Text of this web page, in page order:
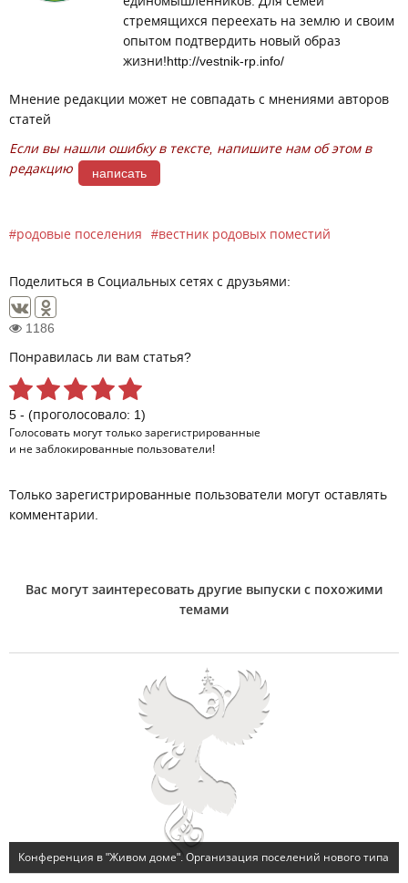
стремящихся переехать на землю и своим
опытом подтвердить новый образ
жизни!http://vestnik-rp.info/
Мнение редакции может не совпадать с мнениями авторов
статей
Если вы нашли ошибку в тексте, напишите нам об этом в
редакцию
написать
родовые поселения вестник родовых поместий
Поделиться в Социальных сетях с друзьями:
1186
Понравилась ли вам статья?
5 - (проголосовало: 1)
Голосовать могут только зарегистрированные
и не заблокированные пользователи!
Только зарегистрированные пользователи могут оставлять
комментарии.
Вас могут заинтересовать другие выпуски с похожими
темами